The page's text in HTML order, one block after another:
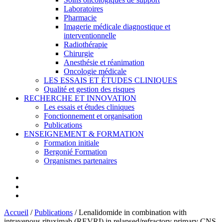
Laboratoires
Pharmacie
Imagerie médicale diagnostique et
interventionnelle
Radiothérapie
Chirurgie
Anesthésie et réanimation
Oncologie médicale
LES ESSAIS ET ÉTUDES CLINIQUES
Qualité et gestion des risques
RECHERCHE ET INNOVATION
Les essais et études cliniques
Fonctionnement et organisation
Publications
ENSEIGNEMENT & FORMATION
Formation initiale
Bergonié Formation
Organismes partenaires
Accueil /Publications /Lenalidomide in combination with